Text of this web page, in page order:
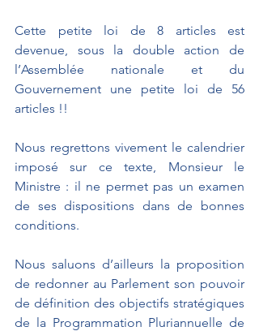
Cette petite loi de 8 articles est
devenue, sous la double action de
l’Assemblée nationale et du
Gouvernement une petite loi de 56
articles !!
Nous regrettons vivement le calendrier
imposé sur ce texte, Monsieur le
Ministre : il ne permet pas un examen
de ses dispositions dans de bonnes
conditions.
Nous saluons d’ailleurs la proposition
de redonner au Parlement son pouvoir
de définition des objectifs stratégiques
de la Programmation Pluriannuelle de